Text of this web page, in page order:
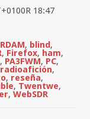
18:47
, blind,
, Firefox, ham,
, PA3FWM, PC,
radioafición,
, reseña,
, Twentwe,
, WebSDR